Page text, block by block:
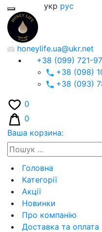
укр рус
honeylife.ua@ukr.net
+38 (099) 721-
+38 (098)
+38 (093)
0
0
Ваша корзина:
Головна
Категорії
Акції
Новинки
Про компанію
Доставка та оплата